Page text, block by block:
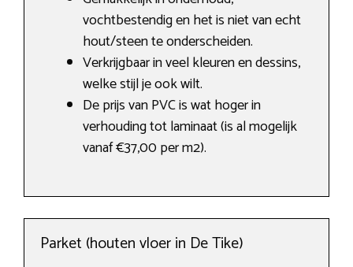
vochtbestendig en het is niet van echt
hout/steen te onderscheiden.
Verkrijgbaar in veel kleuren en dessins,
welke stijl je ook wilt.
De prijs van PVC is wat hoger in
verhouding tot laminaat (is al mogelijk
vanaf €37,00 per m2).
Parket (houten vloer in De Tike)